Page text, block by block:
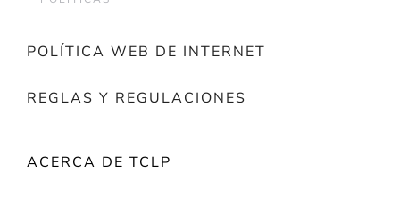
POLÍTICA WEB DE INTERNET
REGLAS Y REGULACIONES
ACERCA DE TCLP